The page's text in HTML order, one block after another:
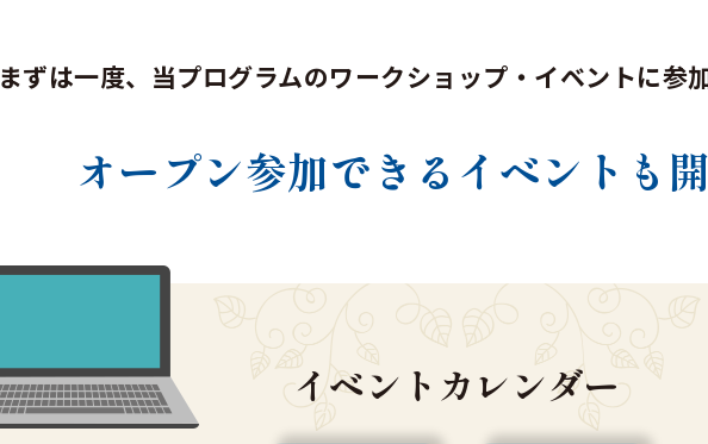
まずは一度、当プログラムのワークショップ・ イベントに参
オープン参加できる イベントも
イベントカレンダー